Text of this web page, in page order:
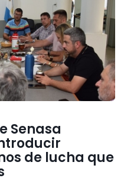
Senasa
de lucha que